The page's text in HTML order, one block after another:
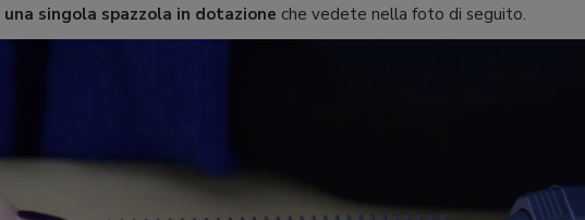
una singola spazzola in dotazione che vedete nella foto di seguito.